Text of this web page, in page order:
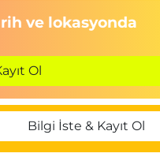
ve lokasyonda
Ol
Bilgi İste & Kayıt Ol